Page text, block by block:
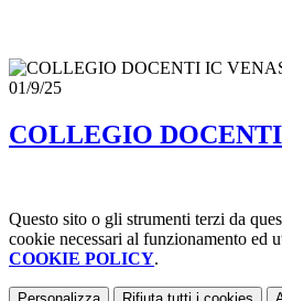
COLLEGIO DOCENTI
Questo sito o gli strumenti terzi da
cookie necessari al funzionamento ed
COOKIE POLICY.